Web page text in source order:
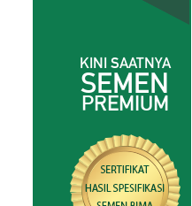
KINI SAATNYA
SEMEN
PREMIUM